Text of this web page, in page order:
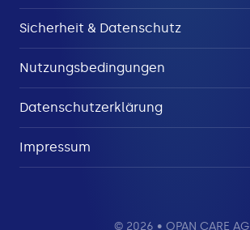
Sicherheit & Datenschutz
Nutzungsbedingungen
Datenschutzerklärung
Impressum
© 2026 • OPAN CARE AG